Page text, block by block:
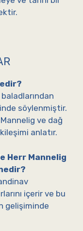
söylenmiştir.
ve dağ
anlatır.
Herr Mannelig
içerir ve bu
gelişiminde